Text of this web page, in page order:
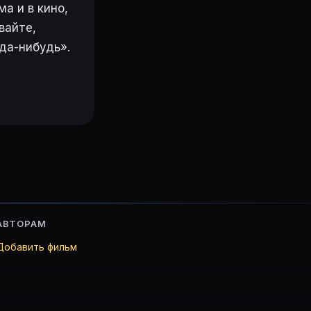
и в кино,
нибудь».
фильм